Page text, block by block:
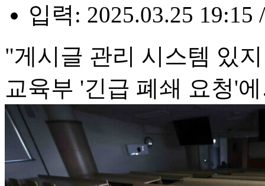
입력: 2025.03.25 19:15
"게시글 관리 시스템 있
교육부 '긴급 폐쇄 요청'